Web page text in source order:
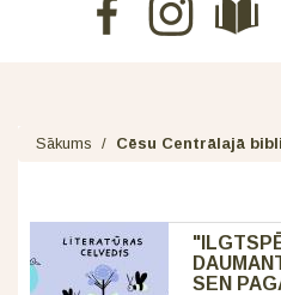
Sākums / Cēsu Centrālajā
SEN